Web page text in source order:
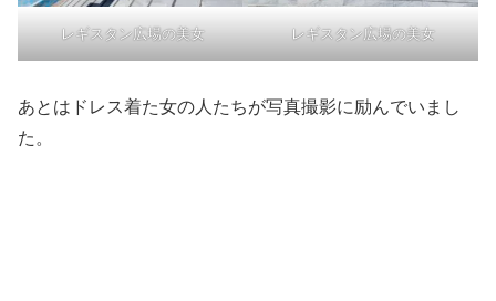
レギスタン広場の美女 レギスタン広場の美女
あとはドレス着た女の人たちが写真撮影に励んでいまし
た。